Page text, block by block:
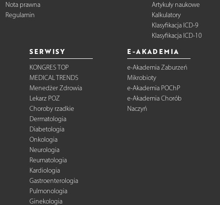
Nota prawna
Regulamin
Artykuły naukowe
Kalkulatory
Klasyfikacja ICD-9
Klasyfikacja ICD-10
SERWISY
KONGRES TOP
MEDICAL TRENDS
Menedżer Zdrowia
Lekarz POZ
Choroby rzadkie
Dermatologia
Diabetologia
Onkologia
Neurologia
Reumatologia
Kardiologia
Gastroenterologia
Pulmonologia
Ginekologia
E-AKADEMIA
e-Akademia Zaburzeń
Mikrobioty
e-Akademia POChP
e-Akademia Chorób
Naczyń